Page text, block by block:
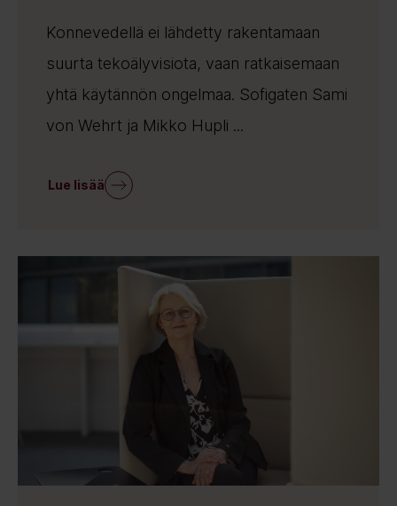
Konnevedellä ei lähdetty rakentamaan
suurta tekoälyvisiota, vaan ratkaisemaan
yhtä käytännön ongelmaa. Sofigaten Sami
von Wehrt ja Mikko Hupli ...
Lue lisää